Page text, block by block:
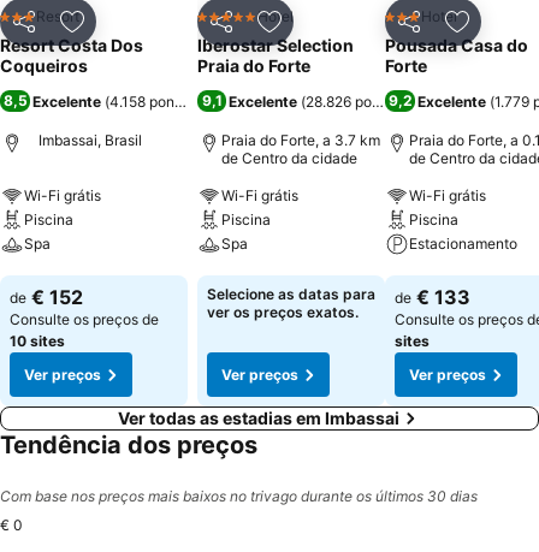
PartilharAdicionar aos favoritos
3 Estrelas
Resort
Resort Costa Dos
Coqueiros
8,5 Excelente (4.158 pontuações)
Imbassai, Brasil
Wi-Fi grátis
Piscina
Spa
Ver preços
de € 152
Consulte os preços de
10 sites
Ver preços
PartilharAdicionar aos favoritos
5 EstrelasHotel
Iberostar Selection
Praia do Forte
9,1 Excelente (28.826 pontuações)
Praia do Forte, a 3.7 km
de Centro da cidade
Wi-Fi grátis
Piscina
Spa
Ver preços
Selecione as datas para
ver os preços exatos.
Ver preços
Partilhar
3 Estrelas
Hotel
Pousada Casa do
Forte
9,2 Excelente (1.779
Praia do Forte, a
de Centro da
Wi-Fi grátis
Piscina
Estacionamento
Ver preços
de € 133
Consulte os preços
sites
Ver preços
Ver todas as estadias em Imbassai
Tendência dos preços
Com base nos preços mais baixos no trivago durante os últimos 30 dias
€ 0